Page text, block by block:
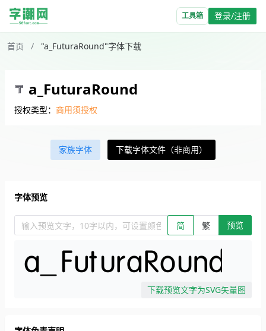
工具箱 登录/注册
首页 / "a_FuturaRound"字体下载
a_FuturaRound
授权类型： 商用须授权
家族字体 下载字体文件（非商用）
字体预览
输入预览文字，10字以内，可设置颜色、大小、简繁。回车查看效
简 繁 预览
下载预览文字为SVG矢量图